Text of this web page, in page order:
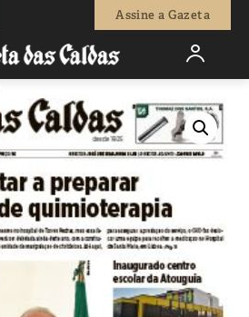
Assine a Gazeta